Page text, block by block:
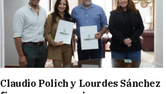
Claudio Polich y Lourdes Sánchez